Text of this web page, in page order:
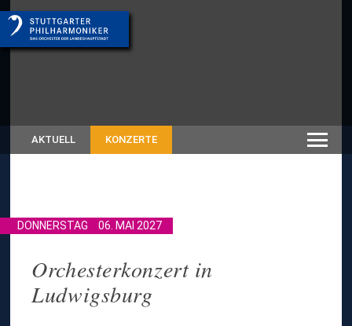
AKTUELL KONZERTE
DONNERSTAG 06. MAI 2027
Orchesterkonzert in
Ludwigsburg